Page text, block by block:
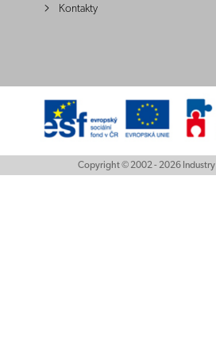
Kontakty
Copyright © 2002 - 2026 Industry